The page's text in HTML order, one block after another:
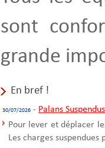
sont
grande
En bref !
30/07/2026 - Palans
Pour lever et déplacer
Les charges suspendues